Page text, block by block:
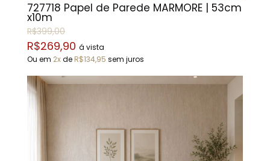
727718 Papel de Parede MÁRMORE | 53cm
x10m
R$399,00
R$269,90 á vista
Ou em 2xde R$134,95 sem juros